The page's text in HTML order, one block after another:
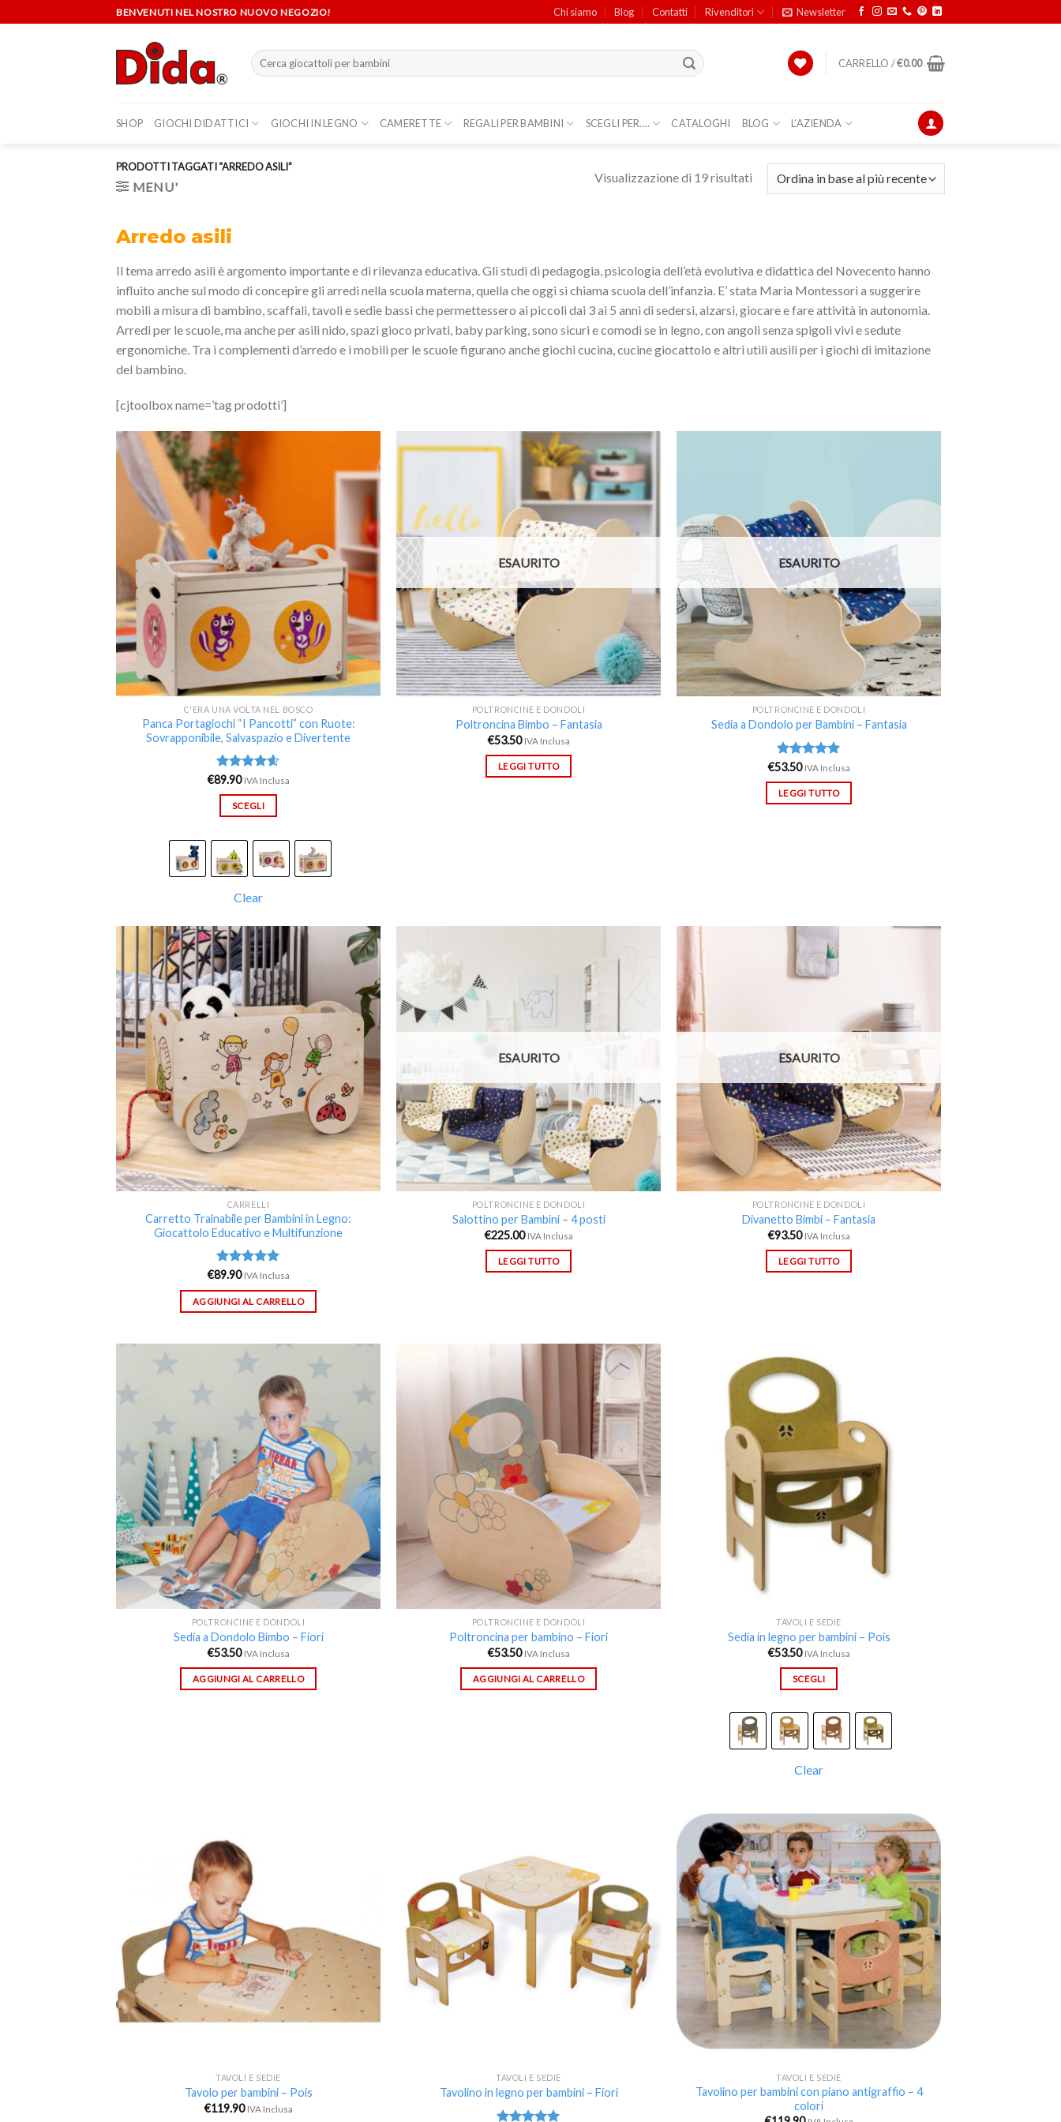
to
BENVENUTI NEL NOSTRO NUOVO NEGOZIO! Chi siamo Blog Contatti Rivenditori Newsletter
Cerca:
CARRELLO /€0.00
SHOP GIOCHI DIDATTICI GIOCHI IN LEGNO CAMERETTE REGALI PER BAMBINI SCEGLI PER…. CATALOGHI BLOG L’AZIENDA
PRODOTTI TAGGATI “ARREDO ASILI”
MENU'
Visualizzazione di 19 risultati
Arredo asili
Il tema arredo asili è argomento importante e di rilevanza educativa. Gli studi di pedagogia, psicologia dell’età evolutiva e didattica del Novecento hanno
influito anche sul modo di concepire gli arredi nella scuola materna, quella che oggi si chiama scuola dell’infanzia. E’ stata Maria Montessori a suggerire
mobili a misura di bambino, scaffali, tavoli e sedie bassi che permettessero ai piccoli dai 3 ai 5 anni di sedersi, alzarsi, giocare e fare attività in autonomia.
Arredi per le scuole, ma anche per asili nido, spazi gioco privati, baby parking, sono sicuri e comodi se in legno, con angoli senza spigoli vivi e sedute
ergonomiche. Tra i complementi d’arredo e i mobili per le scuole figurano anche giochi cucina, cucine giocattolo e altri utili ausili per i giochi di imitazione
del bambino.
[cjtoolbox name=’tag prodotti’]
Aggiungi
alla lista
C'ERA UNA VOLTA NEL BOSCO
Panca Portagiochi “I Pancotti” con Ruote:
Sovrapponibile, Salvaspazio e Divertente
Valutato
4.60su 5
€89.90 IVA Inclusa
SCEGLI
Clear
Aggiungi
alla lista
dei
desideri
ESAURITO
POLTRONCINE E DONDOLI
Poltroncina Bimbo – Fantasia
€53.50 IVA Inclusa
LEGGI TUTTO
desideri
ESAURITO
POLTRONCINE E DONDOLI
Sedia a Dondolo per Bambini – Fantasia
Valutato
5.00su 5
€53.50 IVA Inclusa
LEGGI TUTTO
Aggiungi
dei
desideri
CARRELLI
Carretto Trainabile per Bambini in Legno:
Giocattolo Educativo e Multifunzione
Valutato
€89.90 IVA Inclusa
AGGIUNGI AL CARRELLO
ESAURITO
POLTRONCINE E DONDOLI
Salottino per Bambini – 4 posti
€225.00 IVA Inclusa
LEGGI TUTTO
desideri
ESAURITO
POLTRONCINE E DONDOLI
Divanetto Bimbi – Fantasia
€93.50 IVA Inclusa
LEGGI TUTTO
Aggiungi
desideri
POLTRONCINE E DONDOLI
Sedia a Dondolo Bimbo – Fiori
€53.50 IVA Inclusa
AGGIUNGI AL CARRELLO
Aggiungi
alla lista
dei
desideri
POLTRONCINE E DONDOLI
Poltroncina per bambino – Fiori
€53.50 IVA Inclusa
AGGIUNGI AL CARRELLO
TAVOLI E SEDIE
Sedia in legno per bambini – Pois
€53.50 IVA Inclusa
SCEGLI
Clear
TAVOLI E SEDIE
Tavolo per bambini – Pois
€119.90 IVA Inclusa
TAVOLI E SEDIE
Tavolino in legno per bambini – Fiori
Aggiungi
alla lista
dei
desideri
TAVOLI E SEDIE
Tavolino per bambini con piano antigraffio – 4
colori